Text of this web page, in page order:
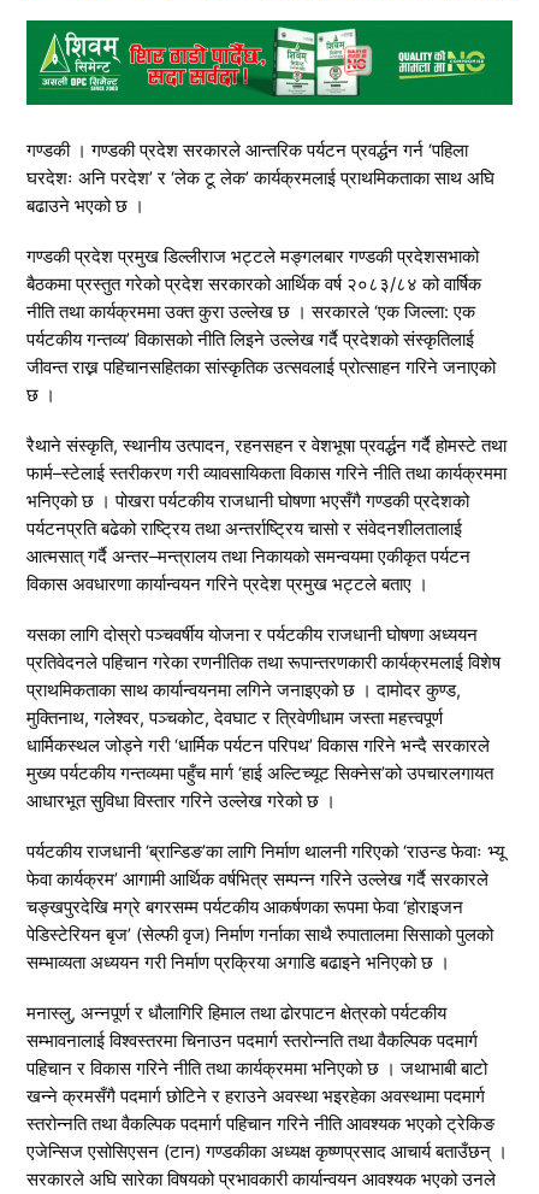
गण्डकी । गण्डकी प्रदेश सरकारले आन्तरिक पर्यटन प्रवर्द्धन गर्न ‘पहिला
घरदेशः अनि परदेश’ र ‘लेक टू लेक’ कार्यक्रमलाई प्राथमिकताका साथ अघि
बढाउने भएको छ ।
गण्डकी प्रदेश प्रमुख डिल्लीराज भट्टले मङ्गलबार गण्डकी प्रदेशसभाको
बैठकमा प्रस्तुत गरेको प्रदेश सरकारको आर्थिक वर्ष २०८३/८४ को वार्षिक
नीति तथा कार्यक्रममा उक्त कुरा उल्लेख छ । सरकारले ‘एक जिल्ला: एक
पर्यटकीय गन्तव्य’ विकासको नीति लिइने उल्लेख गर्दै प्रदेशको संस्कृतिलाई
जीवन्त राख्न पहिचानसहितका सांस्कृतिक उत्सवलाई प्रोत्साहन गरिने जनाएको
छ ।
रैथाने संस्कृति, स्थानीय उत्पादन, रहनसहन र वेशभूषा प्रवर्द्धन गर्दै होमस्टे तथा
फार्म–स्टेलाई स्तरीकरण गरी व्यावसायिकता विकास गरिने नीति तथा कार्यक्रममा
भनिएको छ । पोखरा पर्यटकीय राजधानी घोषणा भएसँगै गण्डकी प्रदेशको
पर्यटनप्रति बढेको राष्ट्रिय तथा अन्तर्राष्ट्रिय चासो र संवेदनशीलतालाई
आत्मसात् गर्दै अन्तर–मन्त्रालय तथा निकायको समन्वयमा एकीकृत पर्यटन
विकास अवधारणा कार्यान्वयन गरिने प्रदेश प्रमुख भट्टले बताए ।
यसका लागि दोस्रो पञ्चवर्षीय योजना र पर्यटकीय राजधानी घोषणा अध्ययन
प्रतिवेदनले पहिचान गरेका रणनीतिक तथा रूपान्तरणकारी कार्यक्रमलाई विशेष
प्राथमिकताका साथ कार्यान्वयनमा लगिने जनाइएको छ । दामोदर कुण्ड,
मुक्तिनाथ, गलेश्वर, पञ्चकोट, देवघाट र त्रिवेणीधाम जस्ता महत्त्वपूर्ण
धार्मिकस्थल जोड्ने गरी ‘धार्मिक पर्यटन परिपथ’ विकास गरिने भन्दै सरकारले
मुख्य पर्यटकीय गन्तव्यमा पहुँच मार्ग ‘हाई अल्टिच्यूट सिक्नेस’को उपचारलगायत
आधारभूत सुविधा विस्तार गरिने उल्लेख गरेको छ ।
पर्यटकीय राजधानी ‘ब्रान्डिङ’का लागि निर्माण थालनी गरिएको ‘राउन्ड फेवाः भ्यू
फेवा कार्यक्रम’ आगामी आर्थिक वर्षभित्र सम्पन्न गरिने उल्लेख गर्दै सरकारले
चङ्खपुरदेखि मग्रे बगरसम्म पर्यटकीय आकर्षणका रूपमा फेवा ‘होराइजन
पेडिस्टेरियन बृज’ (सेल्फी वृज) निर्माण गर्नाका साथै रुपातालमा सिसाको पुलको
सम्भाव्यता अध्ययन गरी निर्माण प्रक्रिया अगाडि बढाइने भनिएको छ ।
मनास्लु, अन्नपूर्ण र धौलागिरि हिमाल तथा ढोरपाटन क्षेत्रको पर्यटकीय
सम्भावनालाई विश्वस्तरमा चिनाउन पदमार्ग स्तरोन्नति तथा वैकल्पिक पदमार्ग
पहिचान र विकास गरिने नीति तथा कार्यक्रममा भनिएको छ । जथाभाबी बाटो
खन्ने क्रमसँगै पदमार्ग छोटिने र हराउने अवस्था भइरहेका अवस्थामा पदमार्ग
स्तरोन्नति तथा वैकल्पिक पदमार्ग पहिचान गरिने नीति आवश्यक भएको ट्रेकिङ
एजेन्सिज एसोसिएसन (टान) गण्डकीका अध्यक्ष कृष्णप्रसाद आचार्य बताउँछन् ।
सरकारले अघि सारेका विषयको प्रभावकारी कार्यान्वयन आवश्यक भएको उनले